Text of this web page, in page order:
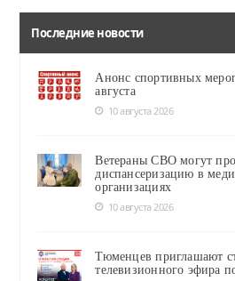
Последние новости
Анонс спортивных
августа
10 августа 2026
Ветераны СВО могут
диспансеризацию в
организациях
10 августа 2026
Тюменцев приглашают
телевизионного эфира